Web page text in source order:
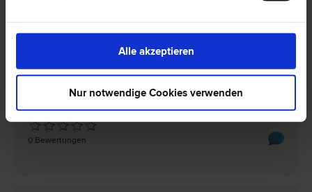
Alle akzeptieren
Nur notwendige Cookies verwenden
Dr. Roland MÜHLSCHUSTER
Schadenersatz- und Gewährleistungs­recht | Verkehrs­recht | Bau­
4600 Wels
Eisenhowerstraße 22
0 Bewertungen